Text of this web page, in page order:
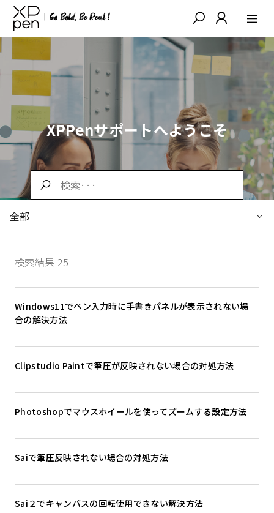
XPPenサポートへようこそ
全部
検索結果 25
Windows11でペン入力時に手書きパネルが表示されない場
合の解決方法
Clipstudio Paintで筆圧が反映されない場合の対処方法
Photoshopでマウスホイールを使ってズームする設定方法
Saiで筆圧反映されない場合の対処方法
Sai２でキャンバスの回転使用できない解決方法